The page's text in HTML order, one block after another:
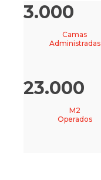
3.000
Camas
Administradas
23.000
M2
Operados